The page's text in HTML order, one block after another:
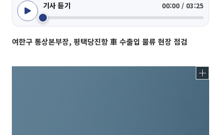
기사 듣기 00:00 / 03:25
여한구 통상본부장, 평택당진항 車 수출입 물류 현장 점검